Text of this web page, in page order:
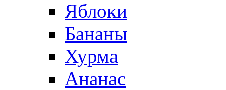
Яблоки
Бананы
Хурма
Ананас